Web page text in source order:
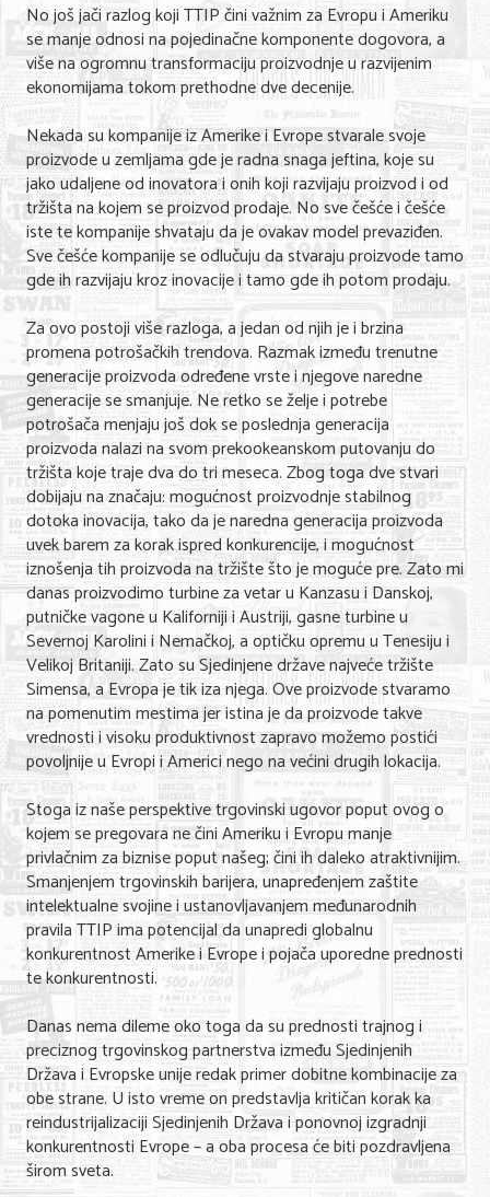
Kuća i bašta
Gastronomija
Sport i rekreacija
Zdravlje i medicina
Hobi i razonoda
UPIS FIRMI
MARKETING
KONTAKT
O NAMA
No još jači razlog koji TTIP čini važnim za Evropu i Ameriku
se manje odnosi na pojedinačne komponente dogovora, a
više na ogromnu transformaciju proizvodnje u razvijenim
ekonomijama tokom prethodne dve decenije.
Nekada su kompanije iz Amerike i Evrope stvarale svoje
proizvode u zemljama gde je radna snaga jeftina, koje su
jako udaljene od inovatora i onih koji razvijaju proizvod i od
tržišta na kojem se proizvod prodaje. No sve češće i češće
iste te kompanije shvataju da je ovakav model prevaziđen.
Sve češće kompanije se odlučuju da stvaraju proizvode tamo
gde ih razvijaju kroz inovacije i tamo gde ih potom prodaju.
Za ovo postoji više razloga, a jedan od njih je i brzina
promena potrošačkih trendova. Razmak između trenutne
generacije proizvoda određene vrste i njegove naredne
generacije se smanjuje. Ne retko se želje i potrebe
potrošača menjaju još dok se poslednja generacija
proizvoda nalazi na svom prekookeanskom putovanju do
tržišta koje traje dva do tri meseca. Zbog toga dve stvari
dobijaju na značaju: mogućnost proizvodnje stabilnog
dotoka inovacija, tako da je naredna generacija proizvoda
uvek barem za korak ispred konkurencije, i mogućnost
iznošenja tih proizvoda na tržište što je moguće pre. Zato mi
danas proizvodimo turbine za vetar u Kanzasu i Danskoj,
putničke vagone u Kaliforniji i Austriji, gasne turbine u
Severnoj Karolini i Nemačkoj, a optičku opremu u Tenesiju i
Velikoj Britaniji. Zato su Sjedinjene države najveće tržište
Simensa, a Evropa je tik iza njega. Ove proizvode stvaramo
na pomenutim mestima jer istina je da proizvode takve
vrednosti i visoku produktivnost zapravo možemo postići
povoljnije u Evropi i Americi nego na većini drugih lokacija.
Stoga iz naše perspektive trgovinski ugovor poput ovog o
kojem se pregovara ne čini Ameriku i Evropu manje
privlačnim za biznise poput našeg; čini ih daleko atraktivnijim.
Smanjenjem trgovinskih barijera, unapređenjem zaštite
intelektualne svojine i ustanovljavanjem međunarodnih
pravila TTIP ima potencijal da unapredi globalnu
konkurentnost Amerike i Evrope i pojača uporedne prednosti
te konkurentnosti.
Danas nema dileme oko toga da su prednosti trajnog i
preciznog trgovinskog partnerstva između Sjedinjenih
Država i Evropske unije redak primer dobitne kombinacije za
obe strane. U isto vreme on predstavlja kritičan korak ka
reindustrijalizaciji Sjedinjenih Država i ponovnoj izgradnji
konkurentnosti Evrope – a oba procesa će biti pozdravljena
širom sveta.